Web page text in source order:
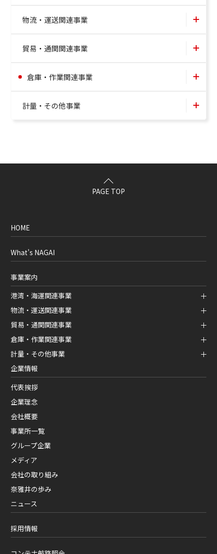
物流・運送関連事業
貿易・通関関連事業
倉庫・作業関連事業
計量・その他事業
PAGE TOP
HOME
What's NAGAI
事業案内
港湾・海運関連事業
物流・運送関連事業
貿易・通関関連事業
倉庫・作業関連事業
計量・その他事業
企業情報
代表挨拶
企業理念
会社概要
事業所一覧
グループ企業
メディア
会社の取り組み
奈雅井の歩み
ニュース
採用情報